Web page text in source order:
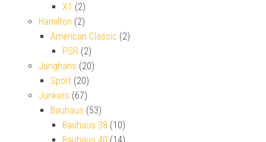
X1 (2)
Hamilton (2)
American Classic (2)
PSR (2)
Junghans (20)
Sport (20)
Junkers (67)
Bauhaus (53)
Bauhaus 38 (10)
Bauhaus 40 (14)